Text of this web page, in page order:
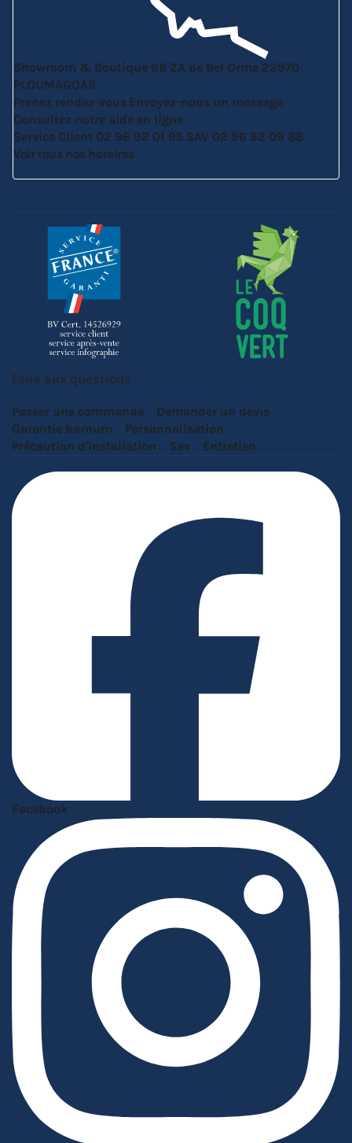
Showroom & Boutique 6B ZA de Bel Orme 22970
PLOUMAGOAR
Prenez rendez-vous Envoyez-nous un message
Consultez notre aide en ligne
Service Client 02 96 92 01 95 SAV 02 96 92 09 88
Voir tous nos horaires
Foire aux questions
Passer une commande
Demander un devis
Garantie barnum
Personnalisation
Précaution d'installation
Sav Entretien
Facebook